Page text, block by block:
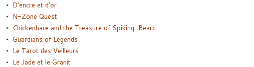
D’encre et d’or
N-Zone Quest
Chickenhare and the Treasure of Spiking-Beard
Guardians of Legends
Le Tarot des Veilleurs
Le Jade et le Granit